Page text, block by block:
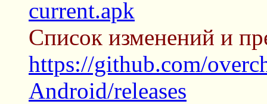
current.apk
Список изменений и
https://github.com/
Android/releases